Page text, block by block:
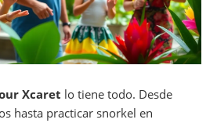
Xcaret lo tiene todo. Desde
hasta practicar snorkel en